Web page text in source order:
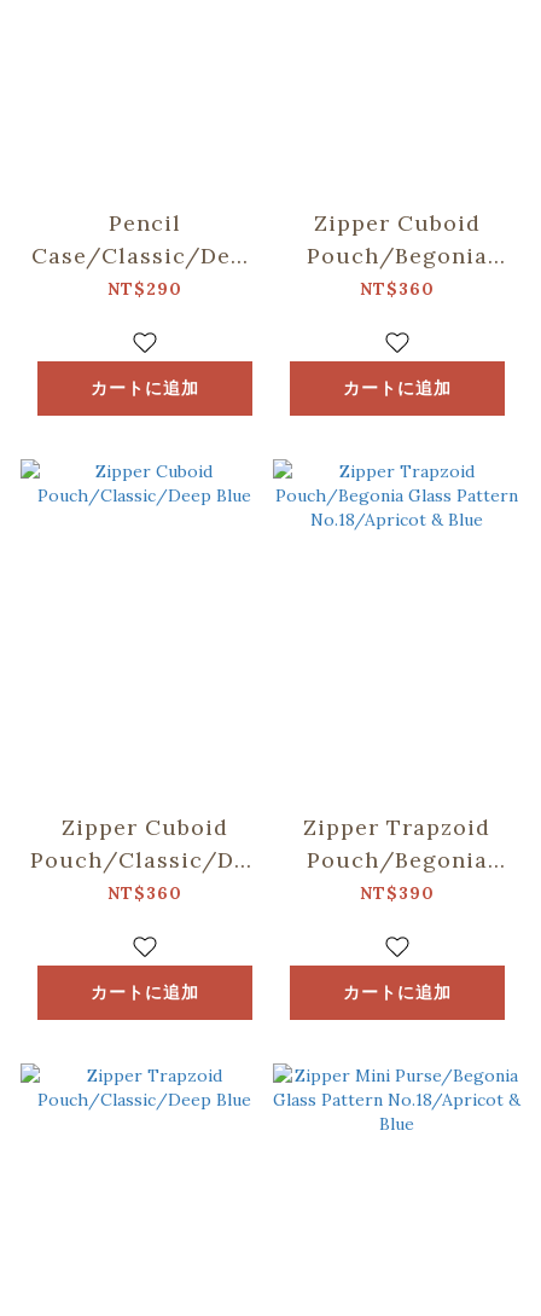
Pencil
Case/Classic/Deep
Blue
NT$290
カートに追加
Zipper Cuboid
Pouch/Begonia
Glass Pattern
Blue
NT$360
カートに追加
Zipper Cuboid
Pouch/Classic/Deep
Blue
NT$360
カートに追加
Zipper Trapzoid
Pouch/Begonia
Glass Pattern
Blue
NT$390
カートに追加